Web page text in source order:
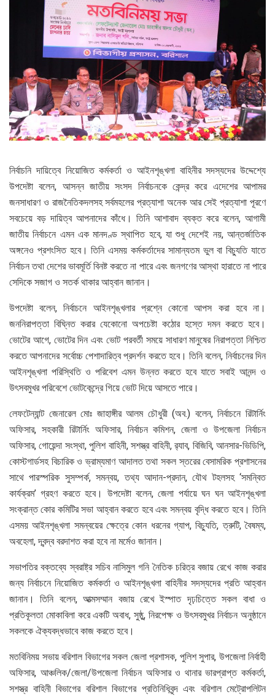
নির্বাচনি দায়িত্বে নিয়োজিত কর্মকর্তা ও আইনশৃঙ্খলা বাহিনীর সদস্যদের উদ্দেশ্যে
উপদেষ্টা বলেন, আসন্ন জাতীয় সংসদ নির্বাচনকে কেন্দ্র করে এদেশের আপামর
জনসাধারণ ও রাজনৈতিকদলসহ সর্বমহলের প্রত্যাশা অনেক আর সেই প্রত্যাশা পূরণে
সবচেয়ে বড় দায়িত্ব আপনাদের কাঁধে। তিনি আশাবাদ ব্যক্ত করে বলেন, আগামী
জাতীয় নির্বাচনে এমন এক মানদণ্ড স্থাপিত হবে, যা শুধু দেশেই নয়, আন্তর্জাতিক
অঙ্গনেও প্রশংসিত হবে। তিনি এসময় কর্মকর্তাদের সামান্যতম ভুল বা বিচ্যুতি যাতে
নির্বাচন তথা দেশের ভাবমূর্তি বিনষ্ট করতে না পারে এবং জনগণের আস্থা হারাতে না পারে
সেদিকে সজাগ ও সতর্ক থাকার আহ্বান জানান।
উপদেষ্টা বলেন, নির্বাচনে আইনশৃঙ্খলার প্রশ্নে কোনো আপস করা হবে না।
জননিরাপত্তা বিঘ্নিত করার যেকোনো অপচেষ্টা কঠোর হস্তে দমন করতে হবে।
ভোটের আগে, ভোটের দিন এবং ভোট পরবর্তী সময়ে সাধারণ মানুষের নিরাপত্তা নিশ্চিত
করতে আপনাদের সর্বোচ্চ পেশাদারিত্ব প্রদর্শন করতে হবে। তিনি বলেন, নির্বাচনের দিন
আইনশৃঙ্খলা পরিস্থিতি ও পরিবেশ এমন উন্নত করতে হবে যাতে সবাই আনন্দ ও
উৎসবমুখর পরিবেশে ভোটকেন্দ্রে গিয়ে ভোট দিয়ে আসতে পারে।
লেফটেন্যান্ট জেনারেল মোঃ জাহাঙ্গীর আলম চৌধুরী (অব.) বলেন, নির্বাচনে রিটার্নিং
অফিসার, সহকারী রিটার্নিং অফিসার, নির্বাচন কমিশন, জেলা ও উপজেলা নির্বাচন
অফিসার, গোয়েন্দা সংস্থা, পুলিশ বাহিনী, সশস্ত্র বাহিনী, র‍্যাব, বিজিবি, আনসার-ভিডিপি,
কোস্টগার্ডসহ বিচারিক ও ভ্রাম্যমাণ আদালত তথা সকল স্তরের বেসামরিক প্রশাসনের
সাথে পারস্পরিক সুসম্পর্ক, সমন্বয়, তথ্য আদান-প্রদান, যৌথ টহলসহ ‘সমন্বিত
কার্যক্রম’ গ্রহণ করতে হবে। উপদেষ্টা বলেন, জেলা পর্যায়ে ঘন ঘন আইনশৃঙ্খলা
সংক্রান্ত কোর কমিটির সভা আহ্বান করতে হবে এবং সমন্বয় বৃদ্ধি করতে হবে। তিনি
এসময় আইনশৃঙ্খলা সমন্বয়ের ক্ষেত্রে কোন ধরনের গ্যাপ, বিচ্যুতি, ত্রুটি, বৈষম্য,
অবহেলা, দ্বন্দ্ব বরদাশত করা হবে না মর্মেও জানান।
সভাপতির বক্তব্যে স্বরাষ্ট্র সচিব নাসিমুল গনি নৈতিক চরিত্র বজায় রেখে কাজ করার
জন্য নির্বাচনে নিয়োজিত কর্মকর্তা ও আইনশৃঙ্খলা বাহিনীর সদস্যদের প্রতি আহ্বান
জানান। তিনি বলেন, আত্মসম্মান বজায় রেখে ইস্পাত দৃঢ়চিত্তে সকল বাধা ও
প্রতিকূলতা মোকাবিলা করে একটি অবাধ, সুষ্ঠু, নিরপেক্ষ ও উৎসবমুখর নির্বাচন অনুষ্ঠানে
সকলকে ঐক্যবদ্ধভাবে কাজ করতে হবে।
মতবিনিময় সভায় বরিশাল বিভাগের সকল জেলা প্রশাসক, পুলিশ সুপার, উপজেলা নির্বাহী
অফিসার, আঞ্চলিক/জেলা/উপজেলা নির্বাচন অফিসার ও থানার ভারপ্রাপ্ত কর্মকর্তা,
সশস্ত্র বাহিনী বিভাগের বরিশাল বিভাগের প্রতিনিধিবৃন্দ এবং বরিশাল মেট্রোপলিটন